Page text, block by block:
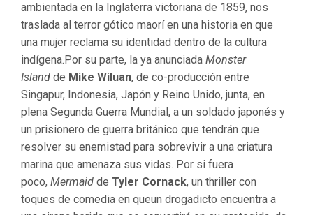
ambientada en la Inglaterra victoriana de 1859, nos
traslada al terror gótico maorí en una historia en que
una mujer reclama su identidad dentro de la cultura
indígena.Por su parte, la ya anunciada Monster
Island de Mike Wiluan, de co-producción entre
Singapur, Indonesia, Japón y Reino Unido, junta, en
plena Segunda Guerra Mundial, a un soldado japonés y
un prisionero de guerra británico que tendrán que
resolver su enemistad para sobrevivir a una criatura
marina que amenaza sus vidas. Por si fuera
poco, Mermaid de Tyler Cornack, un thriller con
toques de comedia en queun drogadicto encuentra a